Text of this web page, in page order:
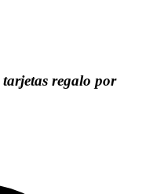
tarjetas regalo por